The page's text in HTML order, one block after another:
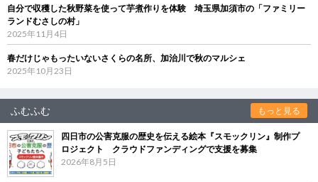
自分で収穫した秋野菜を使って芋煮作りを体験 埼玉県加須市の「ファミリー
ランドむさしの村」
2025年11月4日
春だけじゃもったいないさくらの名所、加治川で秋のマルシェ
2025年10月23日
ふむふむ もっと見る
四日市の公害克服の歴史を伝える絵本『スモックリン』制作プ
ロジェクト クラウドファンディングで支援を募集
2026年8月5日